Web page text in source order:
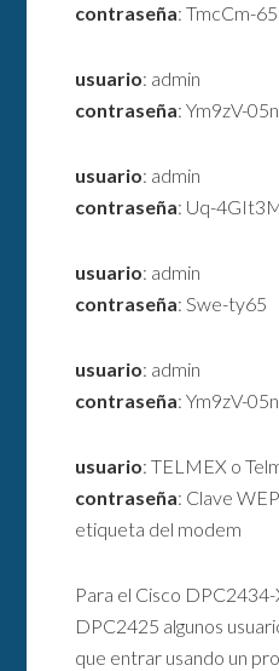
contraseña: TmcCm-
usuario: admin
contraseña: Ym9zV-05n
usuario: admin
contraseña: Uq-
usuario: admin
contraseña: Swe-ty65
usuario: admin
contraseña: Ym9zV-05n
usuario: TELMEX o
contraseña: Clave
etiqueta del modem
Para el Cisco
DPC2425 algunos
que entrar usando un